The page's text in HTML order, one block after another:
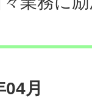
月